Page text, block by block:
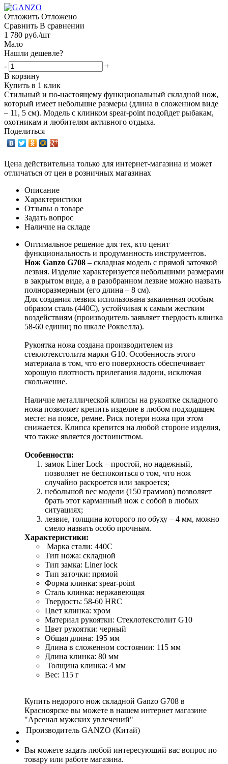
Отложить Отложено
Сравнить В сравнении
1 780 руб./шт
Мало
Нашли дешевле?
-
+
В корзину
Купить в 1 клик
Стильный и по-настоящему функциональный складной нож,
который имеет небольшие размеры (длина в сложенном виде
– 11, 5 см). Модель с клинком spear-point подойдет рыбакам,
охотникам и любителям активного отдыха.
Поделиться
Цена действительна только для интернет-магазина и может
отличаться от цен в розничных магазинах
Описание
Характеристики
Отзывы о товаре
Задать вопрос
Наличие на складе
Оптимальное решение для тех, кто ценит
функциональность и продуманность инструментов.
Нож Ganzo G708 – складная модель с прямой заточкой
лезвия. Изделие характеризуется небольшими размерами
в закрытом виде, а в разобранном лезвие можно назвать
полноразмерным (его длина – 8 см).
Для создания лезвия использована закаленная особым
образом сталь (440С), устойчивая к самым жестким
воздействиям (производитель заявляет твердость клинка
58-60 единиц по шкале Роквелла).
Рукоятка ножа создана производителем из
стеклотекстолита марки G10. Особенность этого
материала в том, что его поверхность обеспечивает
хорошую плотность прилегания ладони, исключая
скольжение.
Наличие металлической клипсы на рукоятке складного
ножа позволяет крепить изделие в любом подходящем
месте: на поясе, ремне. Риск потери ножа при этом
снижается. Клипса крепится на любой стороне изделия,
что также является достоинством.
Особенности:
замок Liner Lock – простой, но надежный,
позволяет не беспокоиться о том, что нож
случайно раскроется или закроется;
небольшой вес модели (150 граммов) позволяет
брать этот карманный нож с собой в любых
ситуациях;
лезвие, толщина которого по обуху – 4 мм, можно
смело назвать особо прочным.
Характеристики:
Марка стали: 440C
Тип ножа: складной
Тип замка: Liner lock
Тип заточки: прямой
Форма клинка: spear-point
Сталь клинка: нержавеющая
Твердость: 58-60 HRC
Цвет клинка: хром
Материал рукоятки: Стеклотекстолит G10
Цвет рукоятки: черный
Общая длина: 195 мм
Длина в сложенном состоянии: 115 мм
Длина клинка: 80 мм
Толщина клинка: 4 мм
Вес: 115 г
Купить недорого нож складной Ganzo G708 в
Красноярске вы можете в нашем интернет магазине
"Арсенал мужских увлечений"
Производитель GANZO (Китай)
Вы можете задать любой интересующий вас вопрос по
товару или работе магазина.